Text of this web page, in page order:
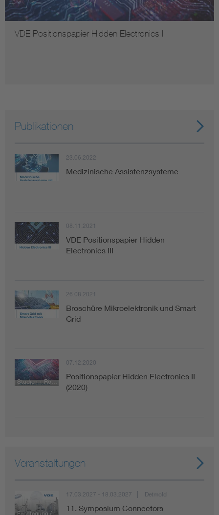
VDE Positionspapier Hidden Electronics II
Publikationen
23.06.2022
Medizinische Assistenzsysteme
08.11.2021
VDE Positionspapier Hidden
Electronics III
26.08.2021
Broschüre Mikroelektronik und Smart
Grid
Studien + Roadmaps + Hinweise
07.12.2020
Positionspapier Hidden Electronics II
(2020)
Veranstaltungen
Fachtagung / Konferenz
17.03.2027 - 18.03.2027 Detmold
11. Symposium Connectors